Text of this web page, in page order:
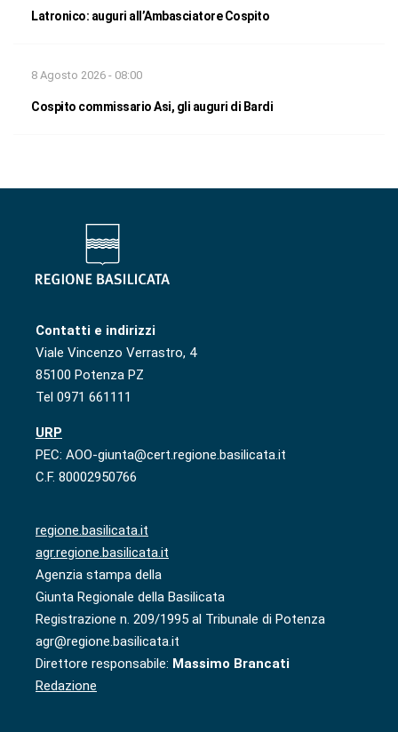
Latronico: auguri all’Ambasciatore Cospito
8 Agosto 2026 - 08:00
Cospito commissario Asi, gli auguri di Bardi
Contatti e indirizzi
Viale Vincenzo Verrastro, 4
85100 Potenza PZ
Tel 0971 661111
URP
PEC: AOO-giunta@cert.regione.basilicata.it
C.F. 80002950766
regione.basilicata.it
agr.regione.basilicata.it
Agenzia stampa della
Giunta Regionale della Basilicata
Registrazione n. 209/1995 al Tribunale di Potenza
agr@regione.basilicata.it
Direttore responsabile: Massimo Brancati
Redazione